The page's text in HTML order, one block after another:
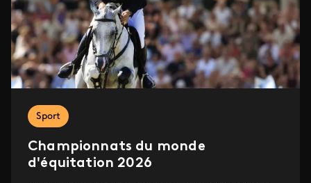
Sport
Championnats du monde
d'équitation 2026